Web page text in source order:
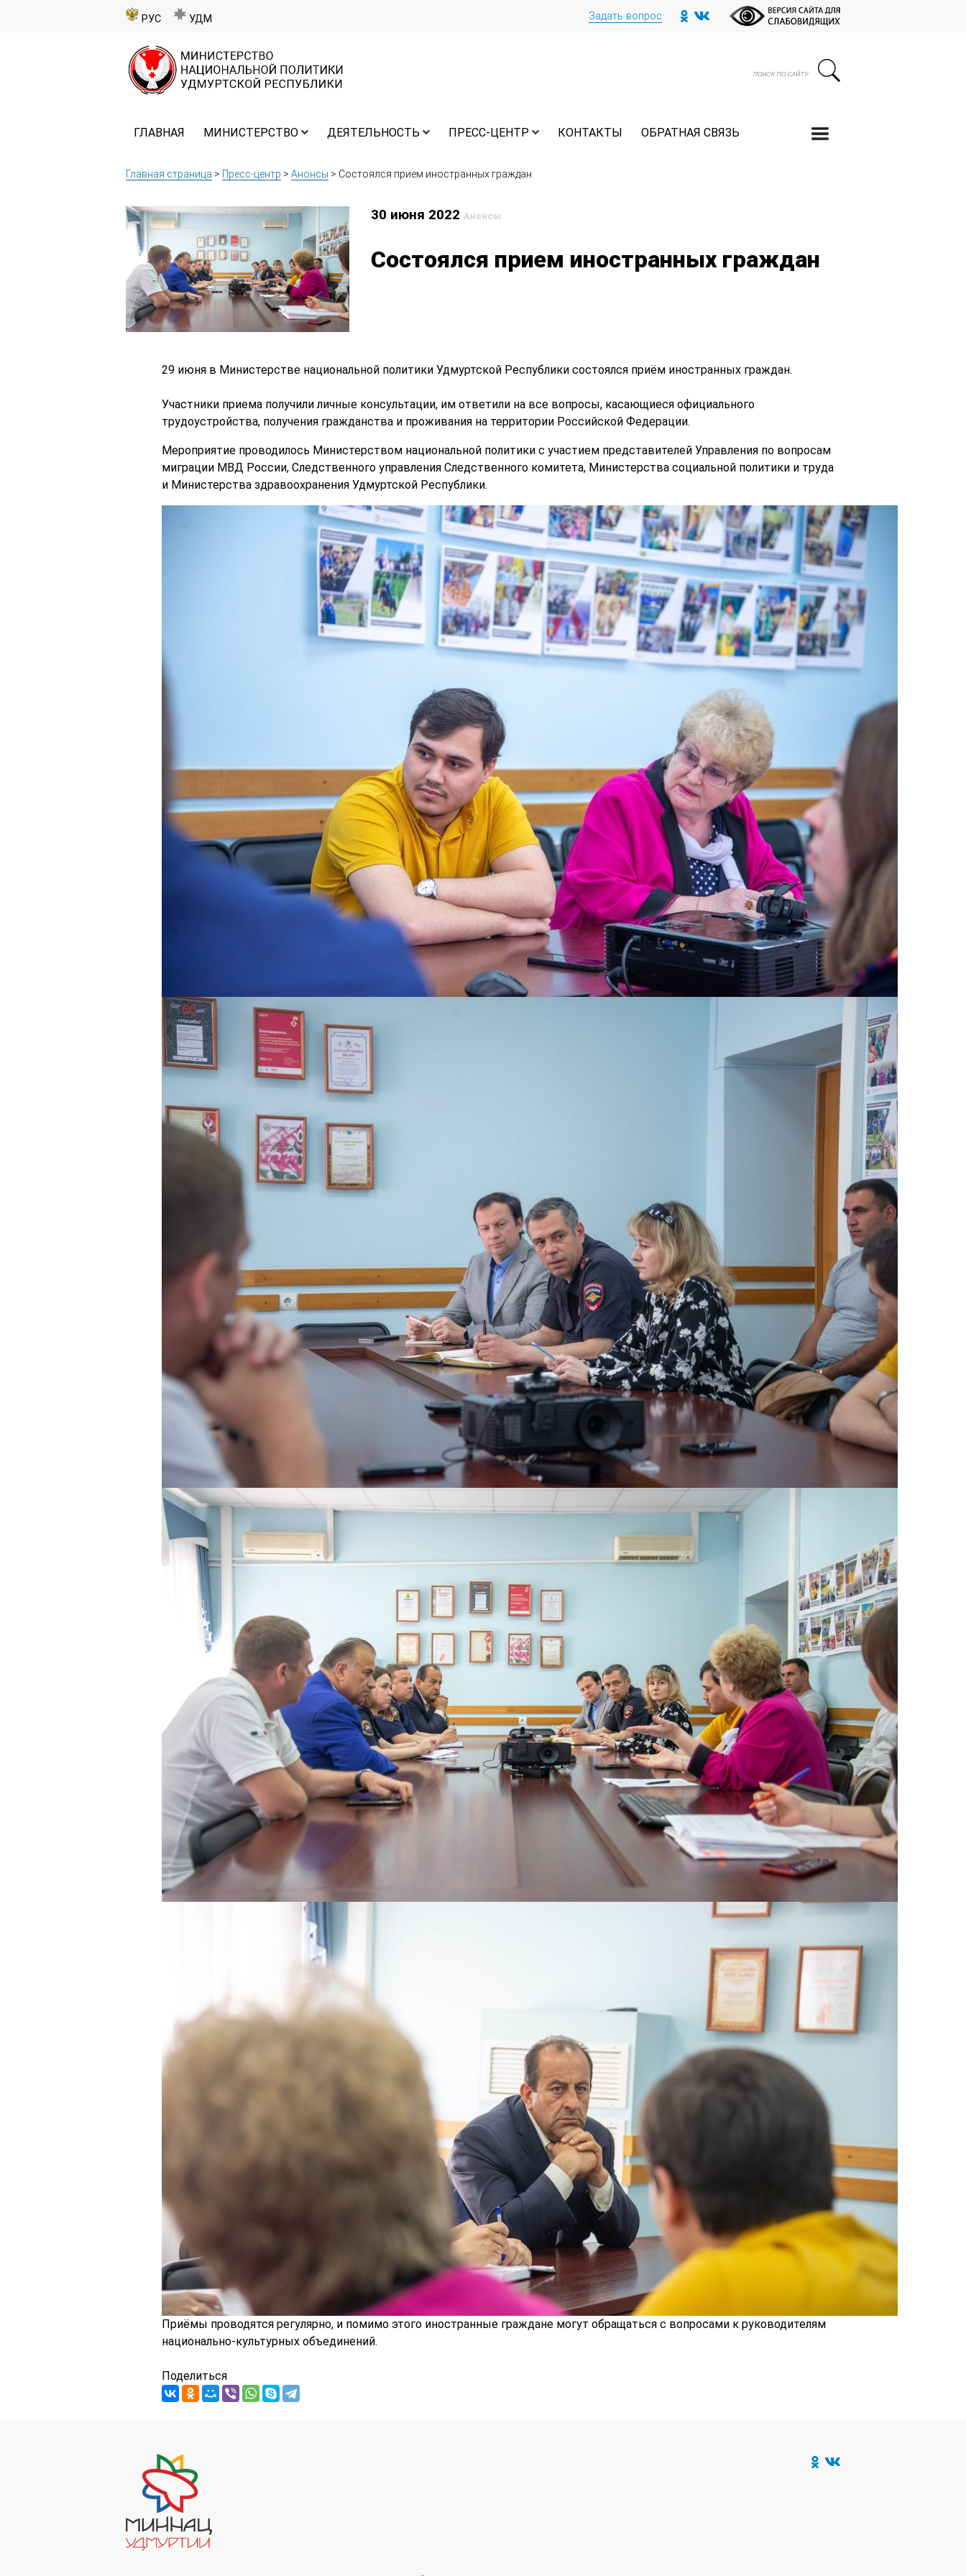
РУС УДМ Задать вопрос
ГЛАВНАЯ МИНИСТЕРСТВО ДЕЯТЕЛЬНОСТЬ ПРЕСС-ЦЕНТР КОНТАКТЫ ОБРАТНАЯ СВЯЗЬ
Главная страница > Пресс-центр > Анонсы > Состоялся прием иностранных граждан
30 июня 2022Анонсы
Состоялся прием иностранных граждан
29 июня в Министерстве национальной политики Удмуртской Республики состоялся приём иностранных граждан.
Участники приема получили личные консультации, им ответили на все вопросы, касающиеся официального
трудоустройства, получения гражданства и проживания на территории Российской Федерации.
Мероприятие проводилось Министерством национальной политики с участием представителей Управления по вопросам
миграции МВД России, Следственного управления Следственного комитета, Министерства социальной политики и труда
и Министерства здравоохранения Удмуртской Республики.
Приёмы проводятся регулярно, и помимо этого иностранные граждане могут обращаться с вопросами к руководителям
национально-культурных объединений.
Поделиться